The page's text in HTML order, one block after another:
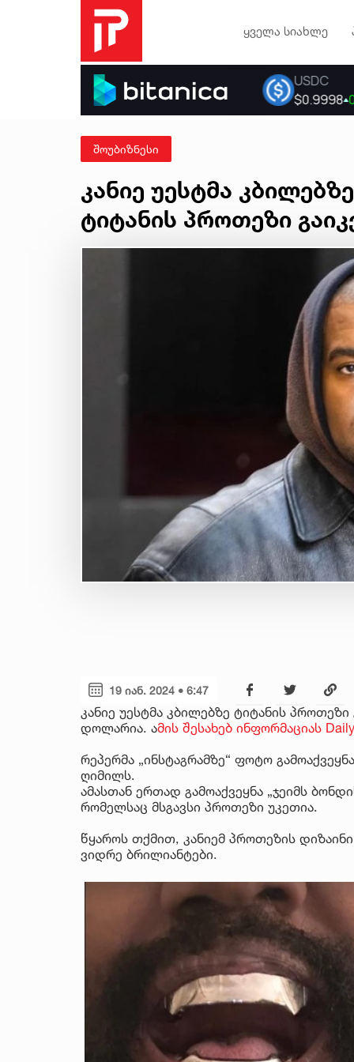
ყველა სიახლე
შოუბიზნესი
კანიე უესტმა
ტიტანის პროთეზი
19 იან. 2024 • 6:47
კანიე უესტმა კბილებზე ტიტანის
დოლარია. ამის შესახებ ინფორმაციას
რეპერმა „ინსტაგრამზე“ ფოტო
ღიმილს.
ამასთან ერთად გამოაქვეყნა „ჯეიმს
რომელსაც მსგავსი პროთეზი უკეთია.
წყაროს თქმით, კანიემ პროთეზის
ვიდრე ბრილიანტები.